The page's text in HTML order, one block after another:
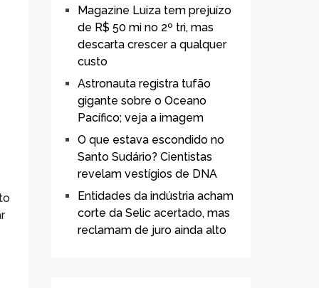
Magazine Luiza tem prejuízo
de R$ 50 mi no 2º tri, mas
descarta crescer a qualquer
custo
Astronauta registra tufão
gigante sobre o Oceano
Pacífico; veja a imagem
O que estava escondido no
Santo Sudário? Cientistas
revelam vestígios de DNA
Entidades da indústria acham
corte da Selic acertado, mas
reclamam de juro ainda alto